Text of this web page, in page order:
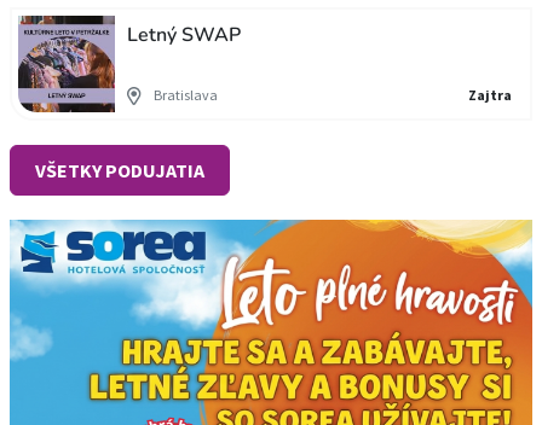
Letný SWAP
Bratislava Zajtra
VŠETKY PODUJATIA